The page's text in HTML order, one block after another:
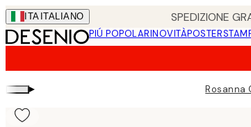
Skip
to
main
ITA ITALIANO SPEDIZIONE
PIÚ POPOLARINOVITÀPOSTER
▸ Rosanna